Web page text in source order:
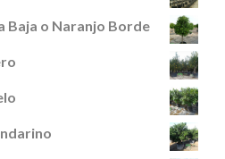
Baja o Naranjo Borde